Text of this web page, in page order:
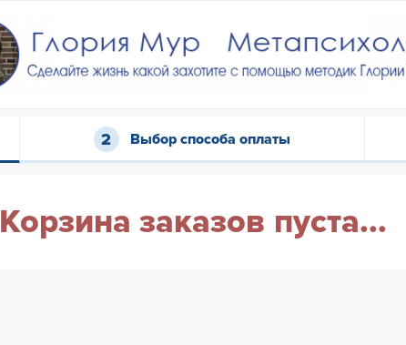
Выбор способа оплаты
Корзина заказов пуста...